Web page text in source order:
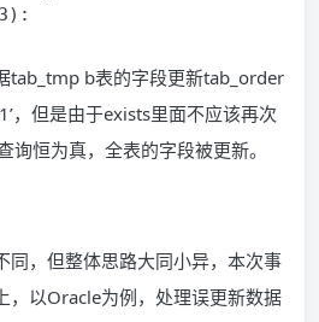
tab_tmp b表的字段更新tab_order
，但是由于exists里面不应该再次
询恒为真，全表的字段被更新。
同，但整体思路大同小异，本次事
，以Oracle为例，处理误更新数据